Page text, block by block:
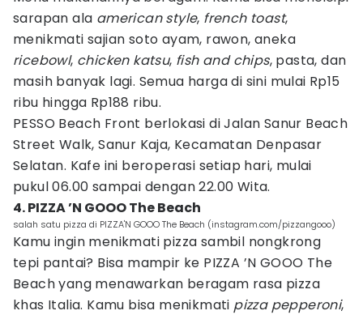
sarapan ala american style, french toast,
menikmati sajian soto ayam, rawon, aneka
ricebowl, chicken katsu, fish and chips, pasta, dan
masih banyak lagi. Semua harga di sini mulai Rp15
ribu hingga Rp188 ribu.
PESSO Beach Front berlokasi di Jalan Sanur Beach
Street Walk, Sanur Kaja, Kecamatan Denpasar
Selatan. Kafe ini beroperasi setiap hari, mulai
pukul 06.00 sampai dengan 22.00 Wita.
4. PIZZA ’N GOOO The Beach
salah satu pizza di PIZZA'N GOOO The Beach (instagram.com/pizzangooo)
Kamu ingin menikmati pizza sambil nongkrong
tepi pantai? Bisa mampir ke PIZZA ’N GOOO The
Beach yang menawarkan beragam rasa pizza
khas Italia. Kamu bisa menikmati pizza pepperoni,